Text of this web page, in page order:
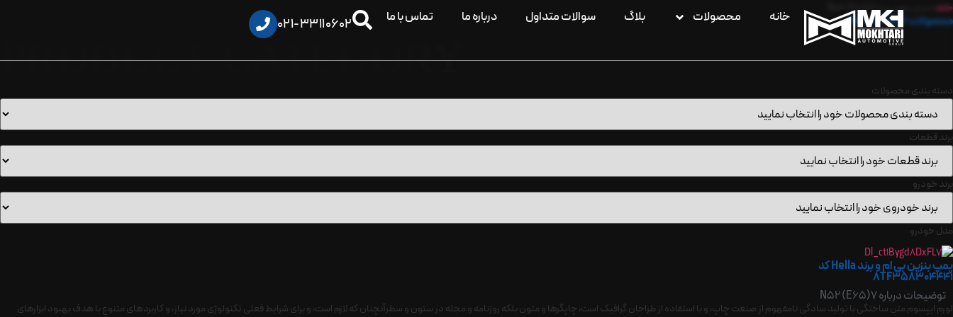
خانه محصولات بلاگ سوالات متداول درباره ما تماس با ما 021-33110602
خانه مدل خودرو »
7(E65) N52
محصولات 7(E65) N52
PRODUCT CATEGORY
دسته بندی محصولات
برند قطعات
برند خودرو
مدل خودرو
پمپ بنزین بی ام و برند Hella کد
8TF358304441
توضیحات درباره 7(E65) N52
لورم ایپسوم متن ساختگی با تولید سادگی نامفهوم از صنعت چاپ، و با استفاده از طراحان گرافیک است، چاپگرها و متون بلکه روزنامه و مجله در ستون و سطرآنچنان که لازم است، و برای شرایط فعلی تکنولوژی مورد نیاز، و کاربردهای متنوع با هدف بهبود ابزارهای